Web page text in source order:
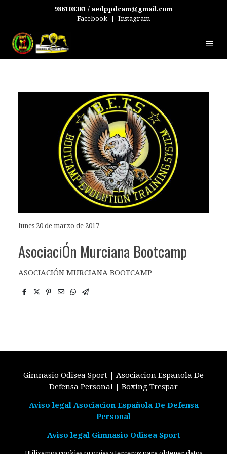
986108381 / aedppdcam@gmail.com
Facebook
Instagram
lunes 20 de marzo de 2017
AsociaciÓn Murciana Bootcamp
ASOCIACIÓN MURCIANA BOOTCAMP
Gimnasio Odisea Sport | Asociacion Española De
Defensa Personal | Boxing Trespar
Aviso legal Asociacion Española De Defensa
Personal
Aviso legal Gimnasio Odisea Sport